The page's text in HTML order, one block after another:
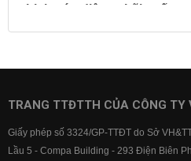
Lịch cúp điện
Lãi suất
Lãi suất tiết kiệm
Lãi
Lãi suất ngân hàng BIDV
Lãi suất ngân hàng
TRANG TTĐTTH CỦA CÔNG TY
Giấy phép số 3324/GP-TTĐT do Sở
Lầu 5 - Compa Building - 293 Điện Biên